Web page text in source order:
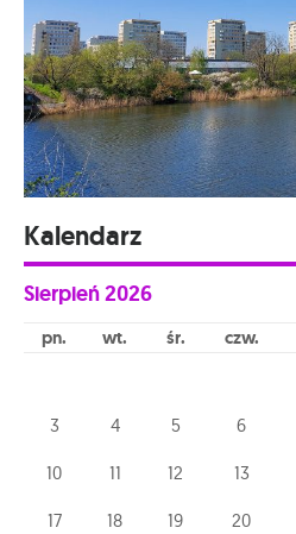
Kalendarz
Sierpień2026
pn wt śr czw
3 4 5 6
10 11 12 13
17 18 19 20